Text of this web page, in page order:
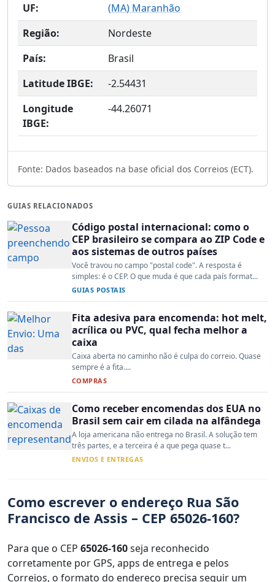
UF: (MA) Maranhão
Região:
Nordeste
País:
Brasil
Latitude IBGE:
-2.54431
Longitude
IBGE:
-44.26071
Fonte: Dados baseados na base oficial dos Correios (ECT).
GUIAS RELACIONADOS
Código postal internacional: como o
CEP brasileiro se compara ao ZIP Code e
aos sistemas de outros países
Você travou no campo "postal code". A resposta é
simples: é o CEP. O que muda é que cada país format...
GUIAS POSTAIS
Fita adesiva para encomenda: hot melt,
acrílica ou PVC, qual fecha melhor a
caixa
Caixa aberta no caminho não é culpa do correio. Quase
sempre é a fita....
COMPRAS
Como receber encomendas dos EUA no
Brasil sem cair em cilada na alfândega
A loja americana não entrega no Brasil. A solução tem
três partes, e a terceira é a que pega quase t...
ENVIOS E ENTREGAS
Como escrever o endereço Rua São
Francisco de Assis – CEP 65026-160?
Para que o CEP 65026-160seja reconhecido
corretamente por GPS, apps de entrega e pelos
Correios, o formato do endereço precisa seguir um